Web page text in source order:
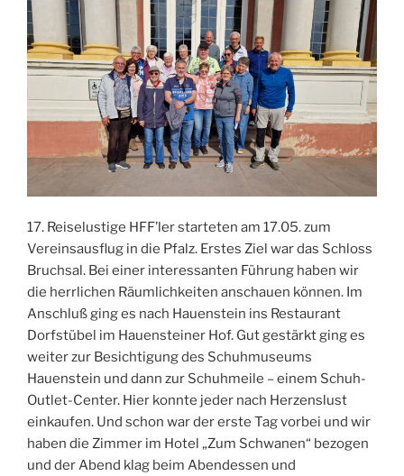
17. Reiselustige HFF’ler starteten am 17.05. zum
Vereinsausflug in die Pfalz. Erstes Ziel war das Schloss
Bruchsal. Bei einer interessanten Führung haben wir
die herrlichen Räumlichkeiten anschauen können. Im
Anschluß ging es nach Hauenstein ins Restaurant
Dorfstübel im Hauensteiner Hof. Gut gestärkt ging es
weiter zur Besichtigung des Schuhmuseums
Hauenstein und dann zur Schuhmeile – einem Schuh-
Outlet-Center. Hier konnte jeder nach Herzenslust
einkaufen. Und schon war der erste Tag vorbei und wir
haben die Zimmer im Hotel „Zum Schwanen“ bezogen
und der Abend klag beim Abendessen und